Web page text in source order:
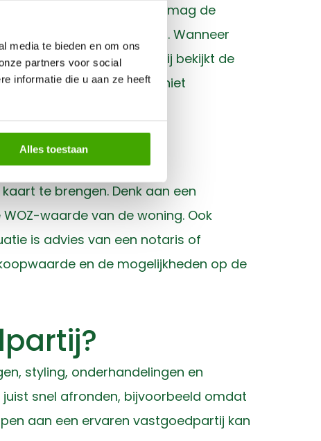
media te bieden en om ons
partners voor social
informatie die u aan ze heeft
Alles toestaan
vaste lasten en wanneer mag de
verhuren of te verkopen. Wanneer
Vastgoed Maatschappij bekijkt de
nodig heeft of nog niet
te brengen. Denk aan een
waarde van de woning. Ook
is advies van een notaris of
en de mogelijkheden op de
styling, onderhandelingen en
snel afronden, bijvoorbeeld omdat
aan een ervaren vastgoedpartij kan